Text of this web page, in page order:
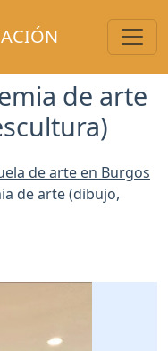
de arte
de arte en Burgos
de arte (dibujo,